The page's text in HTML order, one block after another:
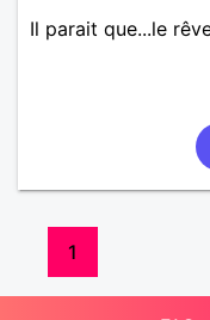
Il parait que...le
1